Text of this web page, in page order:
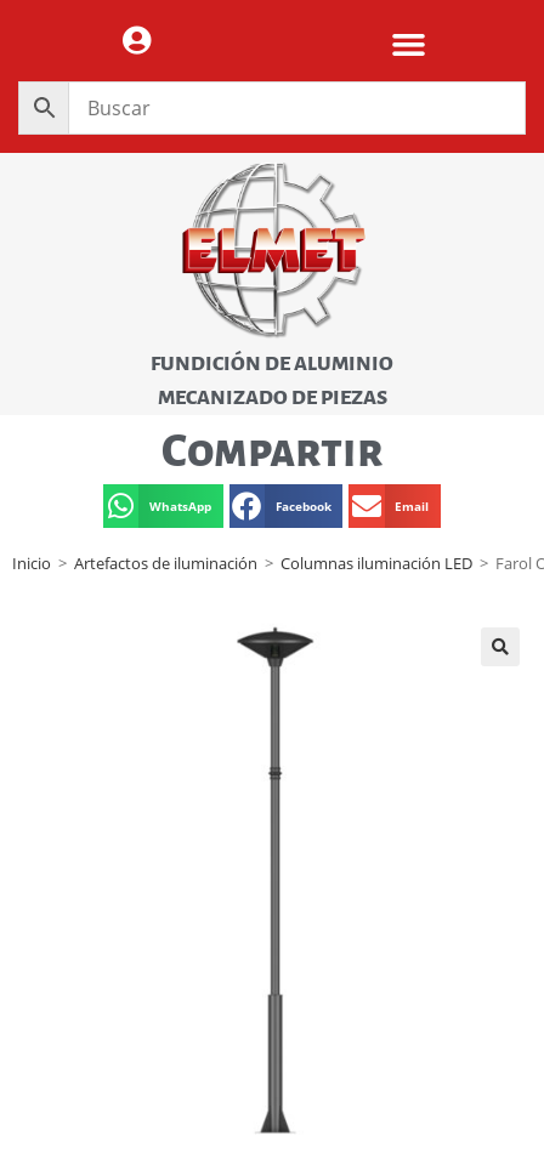
FUNDICIÓN DE ALUMINIO
MECANIZADO DE PIEZAS
Compartir
WhatsApp Facebook Email
Inicio > Artefactos de iluminación > Columnas iluminación LED > Farol